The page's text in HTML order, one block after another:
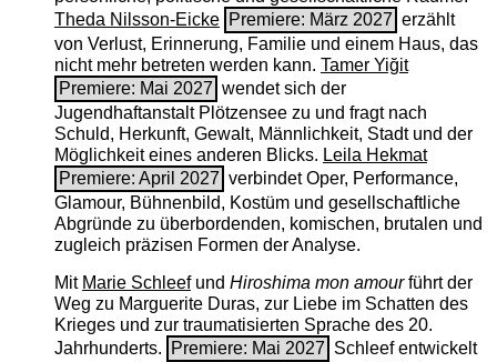
Theda Nilsson-Eicke Premiere: März 2027 erzählt
von Verlust, Erinnerung, Familie und einem Haus, das
nicht mehr betreten werden kann. Tamer Yiğit
Premiere: Mai 2027 wendet sich der
Jugendhaftanstalt Plötzensee zu und fragt nach
Schuld, Herkunft, Gewalt, Männlichkeit, Stadt und der
Möglichkeit eines anderen Blicks. Leila Hekmat
Premiere: April 2027 verbindet Oper, Performance,
Glamour, Bühnenbild, Kostüm und gesellschaftliche
Abgründe zu überbordenden, komischen, brutalen und
zugleich präzisen Formen der Analyse.
Mit Marie Schleefund Hiroshima mon amourführt der
Weg zu Marguerite Duras, zur Liebe im Schatten des
Krieges und zur traumatisierten Sprache des 20.
Jahrhunderts.
Premiere: Mai 2027 Schleef entwickelt